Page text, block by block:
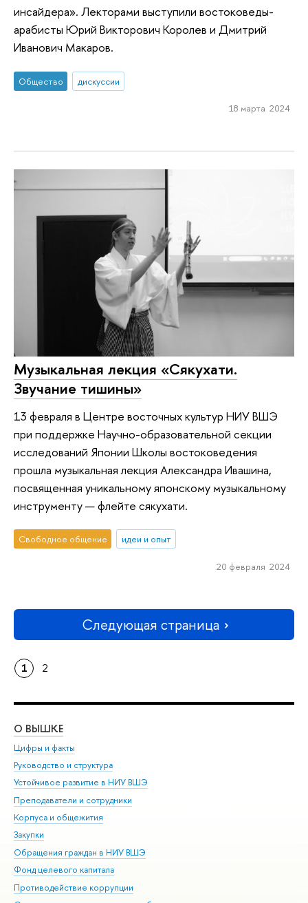
инсайдера». Лекторами выступили востоковеды-
арабисты Юрий Викторович Королев и Дмитрий
Иванович Макаров.
Общество дискуссии
18 марта 2024
Музыкальная лекция «Сякухати.
Звучание тишины»
13 февраля в Центре восточных культур НИУ ВШЭ
при поддержке Научно-образовательной секции
исследований Японии Школы востоковедения
прошла музыкальная лекция Александра Ивашина,
посвященная уникальному японскому музыкальному
инструменту — флейте сякухати.
Свободное общение идеи и опыт
20 февраля 2024
Следующая страница
1 2
О ВЫШКЕ
Цифры и факты
Руководство и структура
Устойчивое развитие в НИУ ВШЭ
Преподаватели и сотрудники
Корпуса и общежития
Закупки
Обращения граждан в НИУ ВШЭ
Фонд целевого капитала
Противодействие коррупции